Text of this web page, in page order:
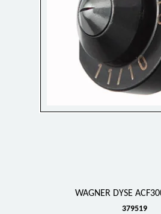
WAGNER DYSE
379519